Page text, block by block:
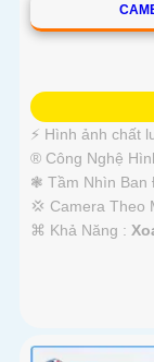
️⚡ Hình ảnh chất
®️ Công Nghệ
❃ Tầm Nhìn Ban
💢 Camera Theo
️⌘ Khả Năng :